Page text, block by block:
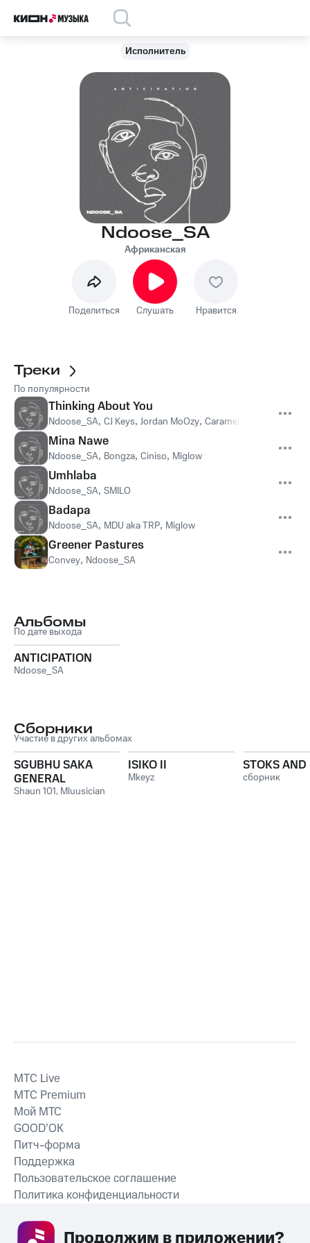
Исполнитель
Ndoose_SA
Африканская
Поделиться Слушать Нравится
Треки
По популярности
Thinking About You
Ndoose_SA, CJ Keys, Jordan MoOzy, Caramelized Music
Mina Nawe
Ndoose_SA, Bongza, Ciniso, Miglow
Umhlaba
Ndoose_SA, SMILO
Badapa
Ndoose_SA, MDU aka TRP, Miglow
Greener Pastures
Convey, Ndoose_SA
Альбомы
По дате выхода
ANTICIPATION
Ndoose_SA
Сборники
Участие в других альбомах
SGUBHU SAKA
GENERAL
Shaun 101, Mluusician
ISIKO II
Mkeyz
STOKS AND
сборник
СКАЧАТЬ ПРИЛОЖЕНИЕ
MTС Live
MTС Premium
Мой МТС
GOOD’OK
Питч-форма
Поддержка
Пользовательское соглашение
Политика конфиденциальности